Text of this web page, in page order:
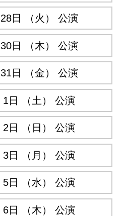
日 （火） 公演
日 （木） 公演
日 （金） 公演
1日 （土） 公演
2日 （日） 公演
3日 （月） 公演
5日 （水） 公演
6日 （木） 公演